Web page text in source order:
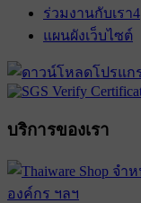
ร่วมงานกับเรา4
แผนผังเว็บไซต์
บริการของเรา